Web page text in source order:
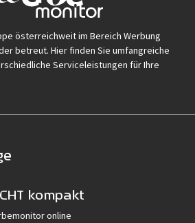
österreichweit im Bereich Werbung
betreut. Hier finden Sie umfangreiche
Serviceleistungen für Ihre
kompakt
online